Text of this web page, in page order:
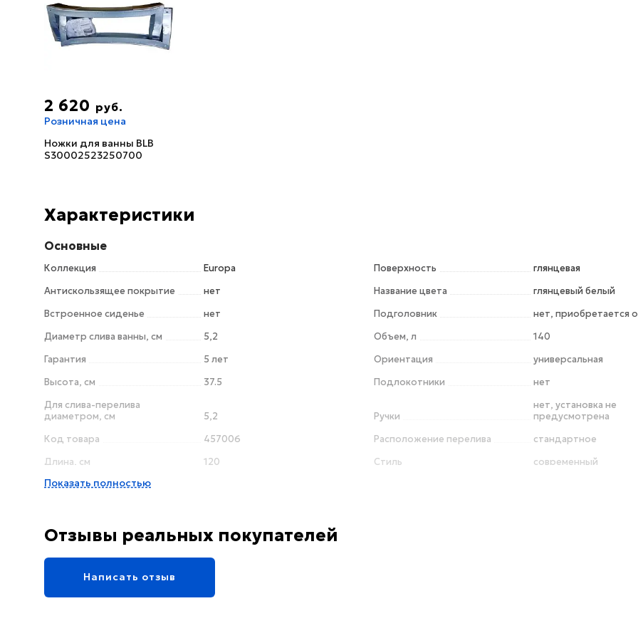
2 620 руб.
Розничная цена
Ножки для ванны BLB
S30002523250700
Характеристики
Основные
Коллекция
Europa
Антискользящее покрытие
нет
Встроенное сиденье
нет
Диаметр слива ванны, см
5,2
Гарантия
5 лет
Высота, см
37.5
Для слива-перелива
диаметром, см
5,2
Код товара
457006
Длина, см
120
Линии форм
Материал
сталь
Поверхность
глянцевая
Название цвета
глянцевый белый
Подголовник
нет, приобретается
Объем, л
140
Ориентация
универсальная
Подлокотники
нет
Ручки
нет, установка не
предусмотрена
Расположение перелива
стандартное
Стиль
современный
Показать полностью
Отзывы реальных покупателей
Написать отзыв